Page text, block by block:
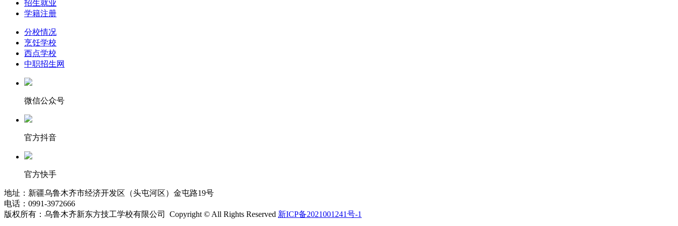
招生就业
学籍注册
分校情况
烹饪学校
西点学校
中职招生网
微信公众号
官方抖音
官方快手
地址：新疆乌鲁木齐市经济开发区（头屯河区）金屯路19号
电话：0991-3972666
版权所有：乌鲁木齐新东方技工学校有限公司 Copyright © All Rights Reserved 新ICP备2021001241号-1